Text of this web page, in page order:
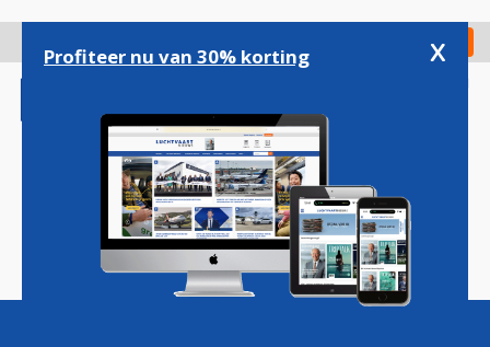
gaan
Check in
Magazine Podcasts Vacatures
Profiteer nu van 30% korting x